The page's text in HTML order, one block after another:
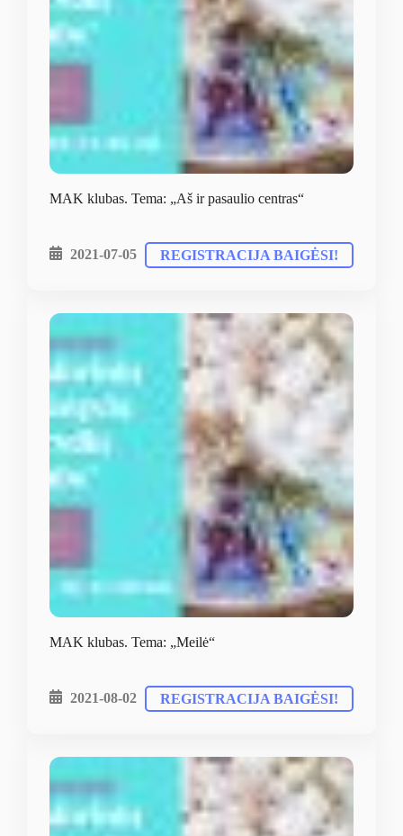
MAK klubas. Tema: „Aš ir pasaulio centras“
2021-07-05 REGISTRACIJA BAIGĖSI!
MAK klubas. Tema: „Meilė“
2021-08-02 REGISTRACIJA BAIGĖSI!